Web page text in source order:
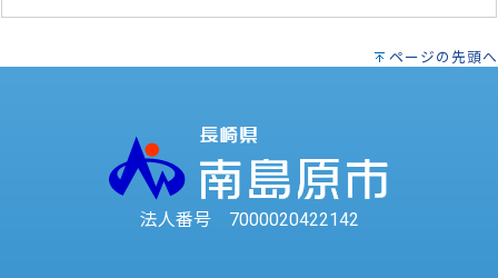
ページの先頭へ
法人番号 7000020422142